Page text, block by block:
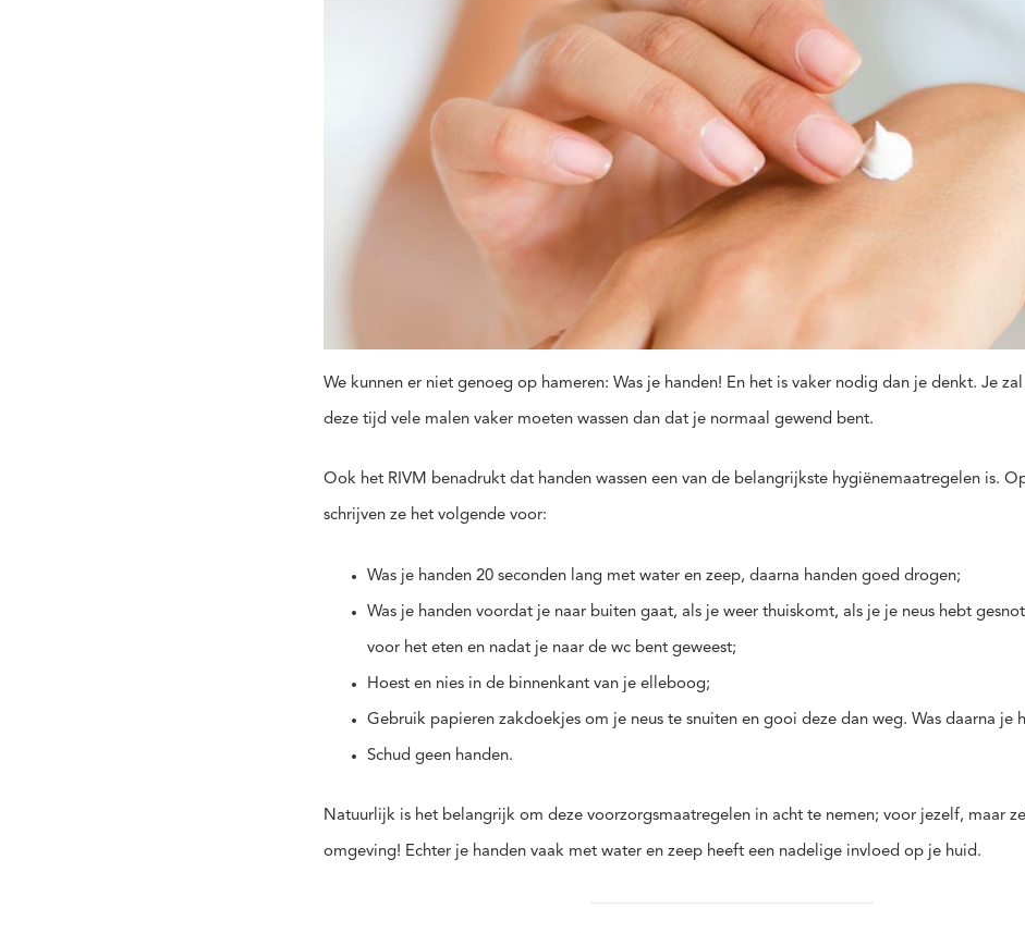
We kunnen er niet genoeg op hameren: Was je handen! En het is vaker nodig dan je denkt. Je
deze tijd vele malen vaker moeten wassen dan dat je normaal gewend bent.
Ook het RIVM benadrukt dat handen wassen een van de belangrijkste hygiënemaatregelen is.
schrijven ze het volgende voor:
Was je handen 20 seconden lang met water en zeep, daarna handen goed drogen;
Was je handen voordat je naar buiten gaat, als je weer thuiskomt, als je je neus hebt
voor het eten en nadat je naar de wc bent geweest;
Hoest en nies in de binnenkant van je elleboog;
Gebruik papieren zakdoekjes om je neus te snuiten en gooi deze dan weg. Was daarna je
Schud geen handen.
Natuurlijk is het belangrijk om deze voorzorgsmaatregelen in acht te nemen; voor jezelf, maar
omgeving! Echter je handen vaak met water en zeep heeft een nadelige invloed op je huid.